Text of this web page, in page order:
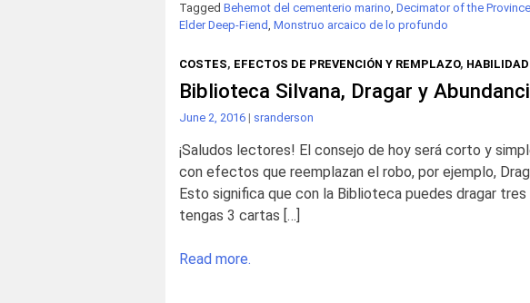
Tagged Behemot del cementerio marino, Decimator of the
Elder Deep-Fiend, Monstruo arcaico de lo profundo
COSTES, EFECTOS DE PREVENCIÓN Y REMPLAZO,
Biblioteca Silvana, Dragar y
June 2, 2016 | sranderson
¡Saludos lectores! El consejo de hoy será corto y
con efectos que reemplazan el robo, por ejemplo,
Esto significa que con la Biblioteca puedes dragar
tengas 3 cartas […]
Read more.